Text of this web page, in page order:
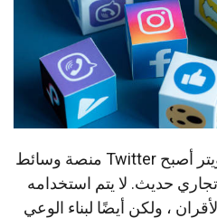
استراتيجية التسويق على تويتر أصبح Twitter منصة وسائط
حديث. لا يتم استخدامه
، ولكن أيضًا لبناء الوعي